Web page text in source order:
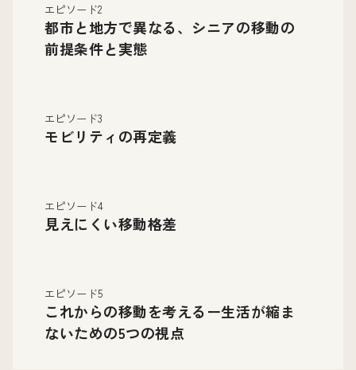
エピソード2
都市と地方で異なる、シニアの移動の
前提条件と実態
エピソード3
モビリティの再定義
エピソード4
見えにくい移動格差
エピソード5
これからの移動を考えるー生活が縮ま
ないための5つの視点